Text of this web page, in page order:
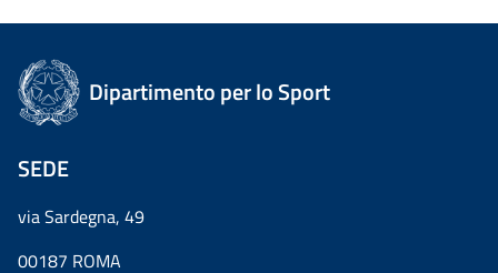
Dipartimento per lo Sport
SEDE
via Sardegna, 49
00187 ROMA